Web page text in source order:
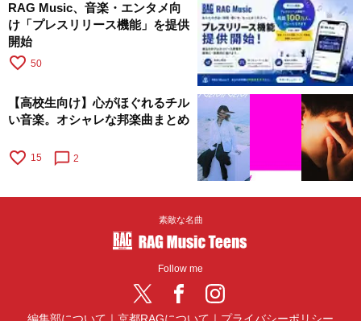
RAG Music、音楽・エンタメ向
け「プレスリリース機能」を提供
開始
favorite_border 50
【高校生向け】心がほぐれるチル
い音楽。オシャレな邦楽曲まとめ
favorite_border 15 chat_bubble_outline 2
素敵な名曲
Follow me